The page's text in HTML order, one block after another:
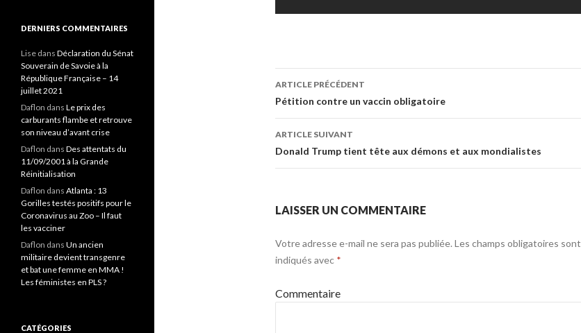
Navigation
des
articles
ARTICLE PRÉCÉDENT
Pétition contre un vaccin obligatoire
ARTICLE SUIVANT
Donald Trump tient tête aux démons et aux mondialistes
LAISSER UN COMMENTAIRE
Votre adresse e-mail ne sera pas publiée. Les champs obligatoires sont
indiqués avec *
Commentaire
DERNIERS COMMENTAIRES
Lise dans Déclaration du Sénat
Souverain de Savoie à la
République Française – 14
juillet 2021
Daflon dans Le prix des
carburants flambe et retrouve
son niveau d’avant crise
Daflon dans Des attentats du
11/09/2001 à la Grande
Réinitialisation
Daflon dans Atlanta : 13
Gorilles testés positifs pour le
Coronavirus au Zoo – Il faut
les vacciner
Daflon dans Un ancien
militaire devient transgenre
et bat une femme en MMA !
Les féministes en PLS ?
CATÉGORIES